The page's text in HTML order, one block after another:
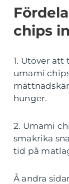
chips
1. Utöver
umami
hunger.
2. Umami
smakrika
tid på
Å andra